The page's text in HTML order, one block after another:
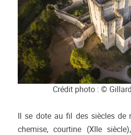
Crédit photo : ©
Il se dote au fil des siècles de
chemise, courtine (XIIe